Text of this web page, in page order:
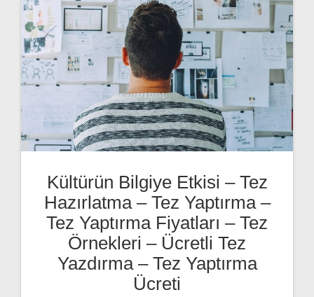
Kültürün Bilgiye Etkisi – Tez
Hazırlatma – Tez Yaptırma –
Tez Yaptırma Fiyatları – Tez
Örnekleri – Ücretli Tez
Yazdırma – Tez Yaptırma
Ücreti